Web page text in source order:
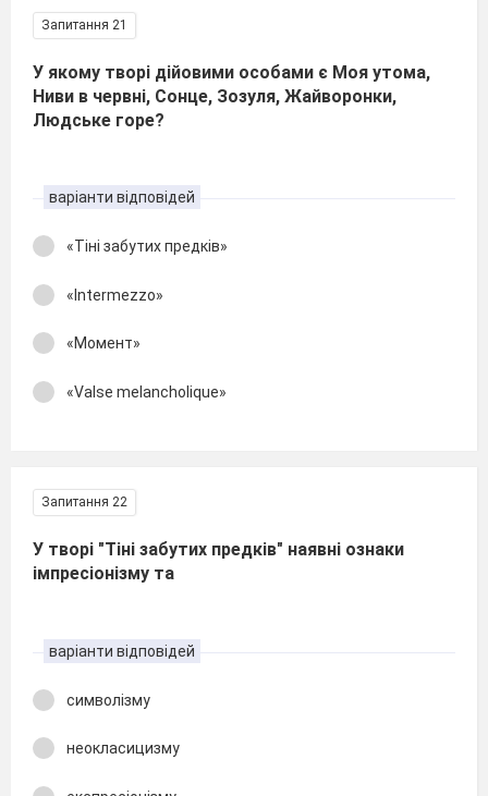
Запитання 21
У якому творі дійовими особами є Моя утома,
Ниви в червні, Сонце, Зозуля, Жайворонки,
Людське горе?
варіанти відповідей
«Тіні забутих предків»
«Intermezzo»
«Момент»
«Valse melancholique»
Запитання 22
У творі "Тіні забутих предків" наявні ознаки
імпресіонізму та
варіанти відповідей
символізму
неокласицизму